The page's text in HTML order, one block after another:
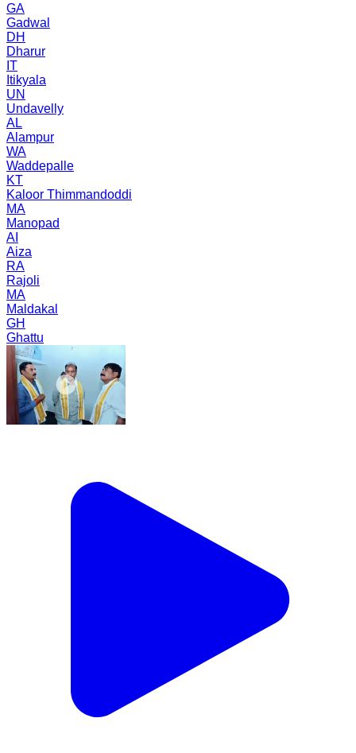
GA
Gadwal
DH
Dharur
IT
Itikyala
UN
Undavelly
AL
Alampur
WA
Waddepalle
KT
Kaloor Thimmandoddi
MA
Manopad
AI
Aiza
RA
Rajoli
MA
Maldakal
GH
Ghattu